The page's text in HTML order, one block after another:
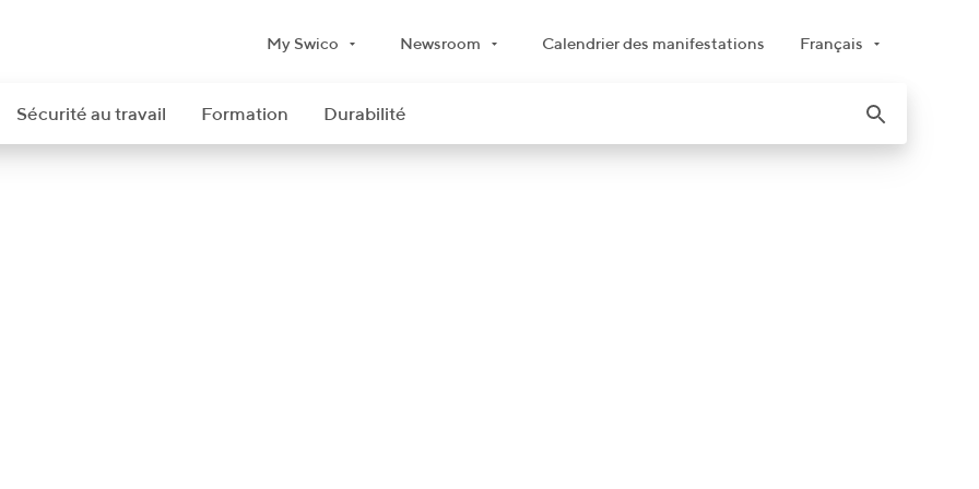
My Swico Newsroom Calendrier des manifestations Français
Sécurité au travail Formation Durabilité